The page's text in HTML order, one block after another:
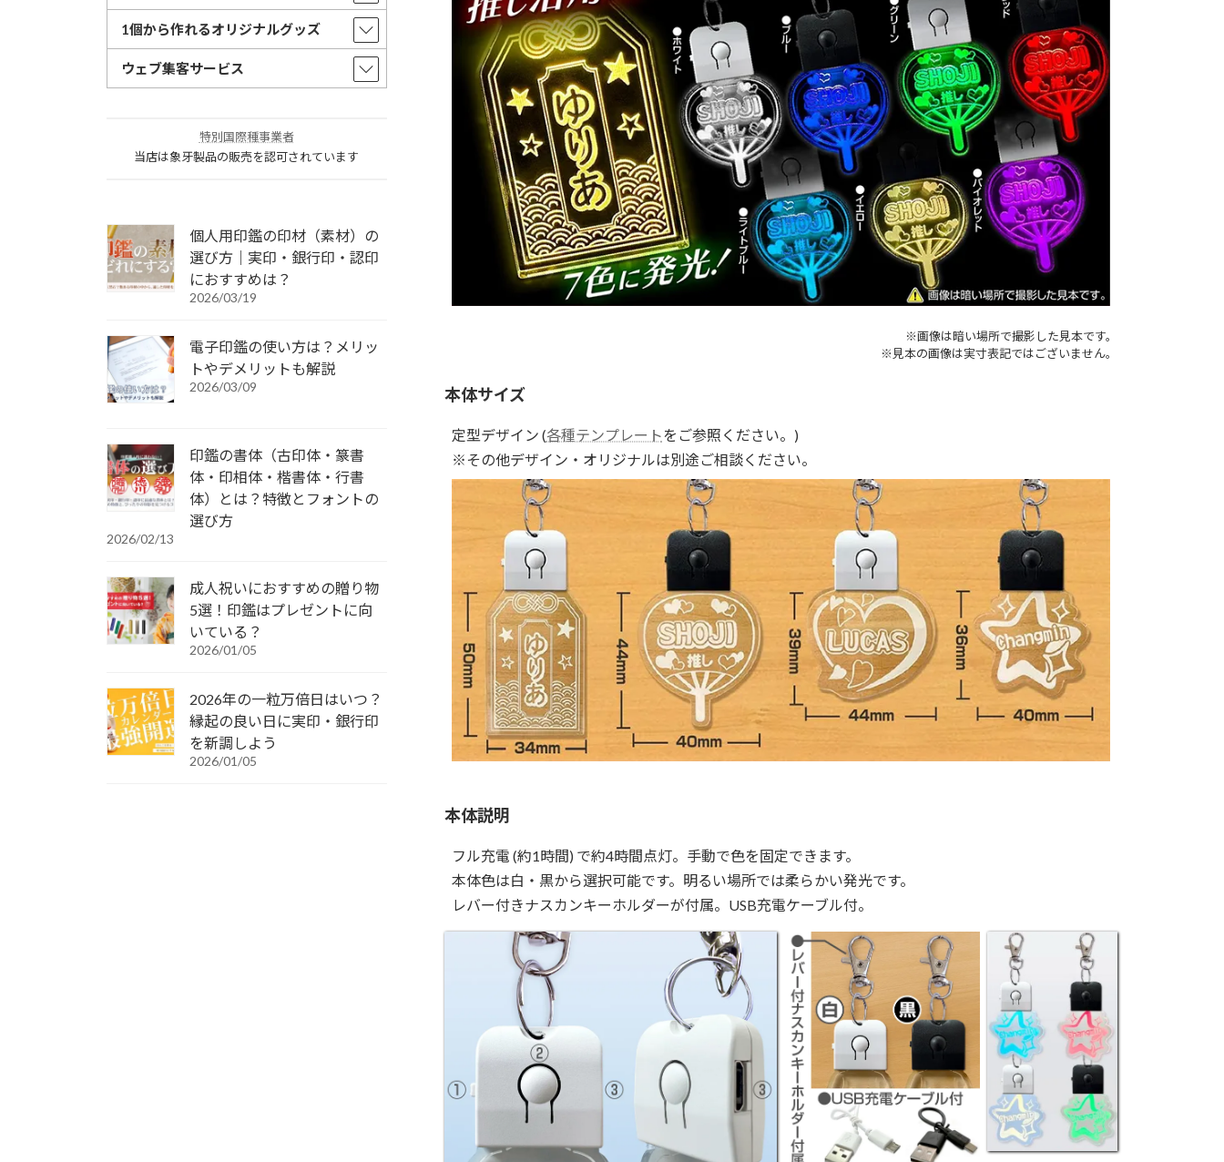
※画像は暗い場所で撮影した見本です。
※見本の画像は実寸表記ではございません。
本体サイズ
定型デザイン (各種テンプレートをご参照ください。)
※その他デザイン・オリジナルは別途ご相談ください。
本体説明
フル充電 (約1時間) で約4時間点灯。手動で色を固定できます。
本体色は白・黒から選択可能です。明るい場所では柔らかい発光です。
レバー付きナスカンキーホルダーが付属。USB充電ケーブル付。
1個から作れるオリジナルグッズ
ウェブ集客サービス
特別国際種事業者
当店は象牙製品の販売を認可されています
個人用印鑑の印材（素材）の
選び方｜実印・銀行印・認印
におすすめは？
2026/03/19
電子印鑑の使い方は？メリッ
トやデメリットも解説
2026/03/09
印鑑の書体（古印体・篆書
体・印相体・楷書体・行書
体）とは？特徴とフォントの
選び方
2026/02/13
成人祝いにおすすめの贈り物
5選！印鑑はプレゼントに向
いている？
2026/01/05
2026年の一粒万倍日はいつ？
縁起の良い日に実印・銀行印
を新調しよう
2026/01/05